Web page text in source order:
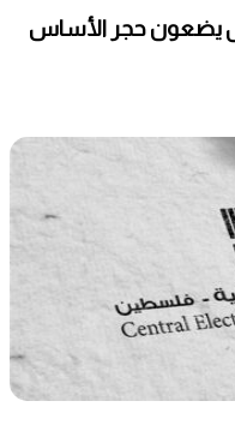
يضعون حجر الأساس